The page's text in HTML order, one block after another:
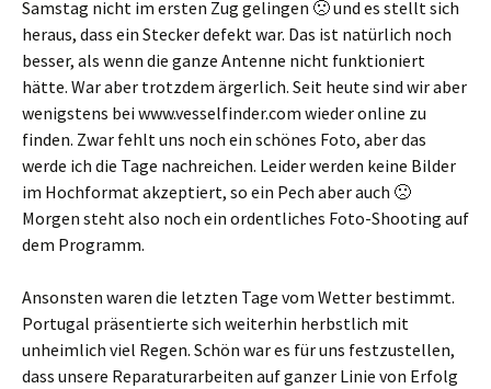
Samstag nicht im ersten Zug gelingen 🙁 und es stellt sich
heraus, dass ein Stecker defekt war. Das ist natürlich noch
besser, als wenn die ganze Antenne nicht funktioniert
hätte. War aber trotzdem ärgerlich. Seit heute sind wir aber
wenigstens bei www.vesselfinder.com wieder online zu
finden. Zwar fehlt uns noch ein schönes Foto, aber das
werde ich die Tage nachreichen. Leider werden keine Bilder
im Hochformat akzeptiert, so ein Pech aber auch 🙁
Morgen steht also noch ein ordentliches Foto-Shooting auf
dem Programm.
Ansonsten waren die letzten Tage vom Wetter bestimmt.
Portugal präsentierte sich weiterhin herbstlich mit
unheimlich viel Regen. Schön war es für uns festzustellen,
dass unsere Reparaturarbeiten auf ganzer Linie von Erfolg